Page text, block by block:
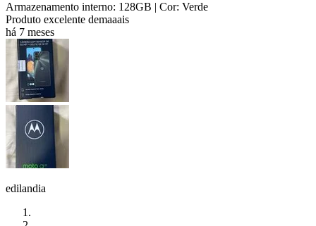
Armazenamento interno: 128GB | Cor: Verde
Produto excelente demaaais
há 7 meses
edilandia